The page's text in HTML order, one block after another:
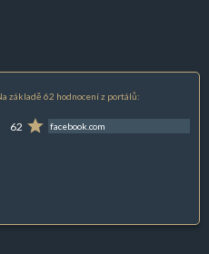
základě 62 hodnocení z portálů:
62 facebook.com